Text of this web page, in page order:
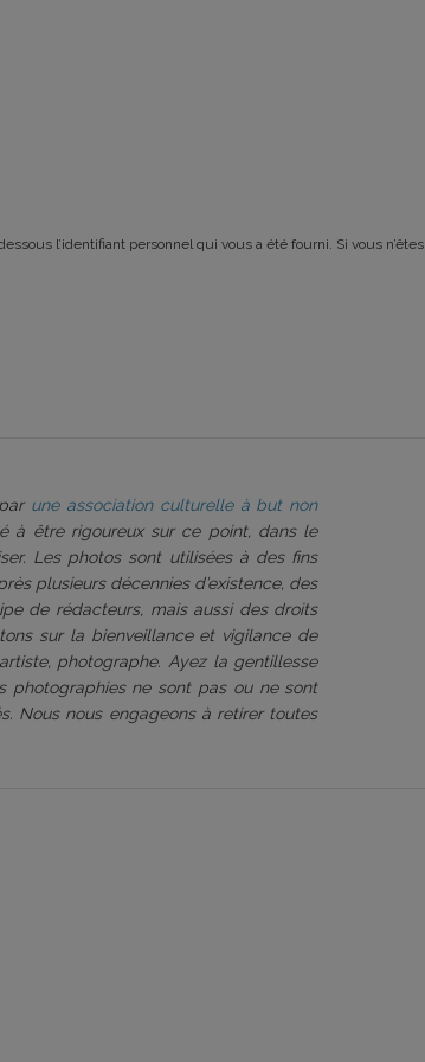
l’identifiant personnel qui vous a été fourni. Si vous n’êtes
une association culturelle à but non
à être rigoureux sur ce point, dans le
Les photos sont utilisées à des fins
plusieurs décennies d’existence, des
de rédacteurs, mais aussi des droits
sur la bienveillance et vigilance de
photographe. Ayez la gentillesse
photographies ne sont pas ou ne sont
Nous nous engageons à retirer toutes